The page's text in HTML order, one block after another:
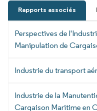
Rapports associés
Perspectives de
Manipulation de
Industrie du transport
Industrie de la
Cargaison Maritime en